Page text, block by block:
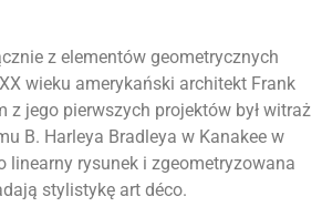
z elementów geometrycznych
wieku amerykański architekt Frank
z jego pierwszych projektów był witraż
B. Harleya Bradleya w Kanakee w
linearny rysunek i zgeometryzowana
stylistykę art déco.